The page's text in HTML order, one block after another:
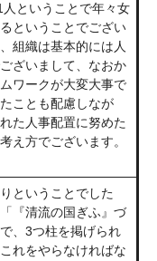
ということで年々女
ということでござい
組織は基本的には人
ざいまして、なおか
ワークが大変大事で
ことも配慮しなが
た人事配置に努めた
え方でございます。
ということでした
『清流の国ぎふ』づ
、3つ柱を掲げられ
れをやらなければな